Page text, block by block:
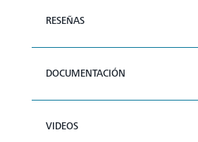
RESEÑAS
DOCUMENTACIÓN
VIDEOS